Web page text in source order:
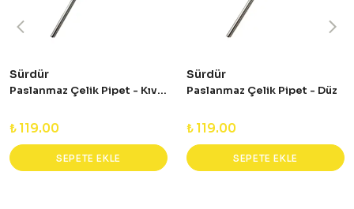
Sürdür
Paslanmaz Çelik Pipet - Kıvrık
₺ 119.00
SEPETE EKLE
Sürdür
Paslanmaz Çelik Pipet - Düz
₺ 119.00
SEPETE EKLE